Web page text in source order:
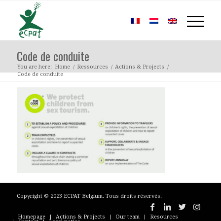
Code de conduite
You are here: Home / Ressources / Actions & Projects /
Code de conduite
Copyright © 2023 ECPAT Belgium. Tous droits réservés.
Homepage Actions & Projects Our team Resources